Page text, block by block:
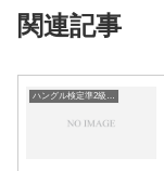
関連記事